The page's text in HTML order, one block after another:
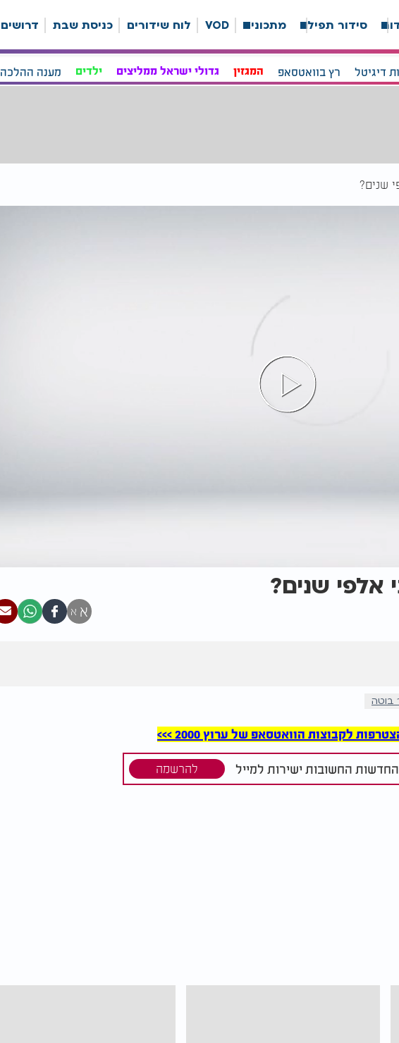
סידור תפילה מתכונים VOD לוח שידורים כניסת שבת דרושים
דיגיטל רץ בוואטסאפ המגזין גדולי ישראל ממליצים ילדים מענה ההלכה
שנים?
אלפי שנים?
א א
בוטה
לקבוצות הוואטסאפ של ערוץ 2000 >>>
החשובות ישירות למייל להרשמה